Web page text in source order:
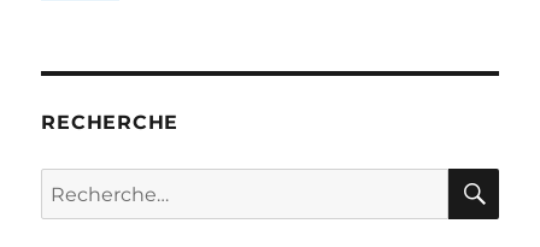
RECHERCHE
Recherche
pour :